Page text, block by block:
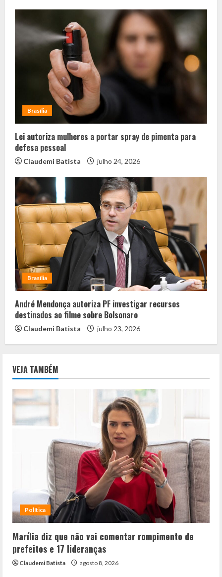
Brasília
Lei autoriza mulheres a portar spray de pimenta para
defesa pessoal
Claudemi Batista julho 24, 2026
Brasília
André Mendonça autoriza PF investigar recursos
destinados ao filme sobre Bolsonaro
Claudemi Batista julho 23, 2026
VEJA TAMBÉM
Política
Marília diz que não vai comentar rompimento de
prefeitos e 17 lideranças
Claudemi Batista agosto 8, 2026